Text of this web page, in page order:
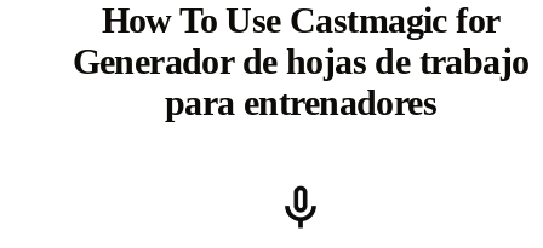
How To Use Castmagic for
Generador de hojas de trabajo
para entrenadores